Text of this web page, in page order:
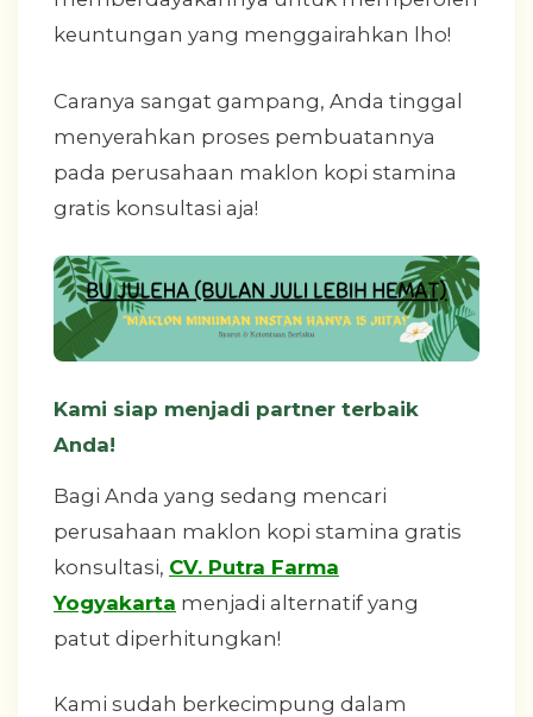
keuntungan yang menggairahkan lho!
Caranya sangat gampang, Anda tinggal
menyerahkan proses pembuatannya
pada perusahaan maklon kopi stamina
gratis konsultasi aja!
Kami siap menjadi partner terbaik
Anda!
Bagi Anda yang sedang mencari
perusahaan maklon kopi stamina gratis
konsultasi, CV. Putra Farma
Yogyakarta menjadi alternatif yang
patut diperhitungkan!
Kami sudah berkecimpung dalam